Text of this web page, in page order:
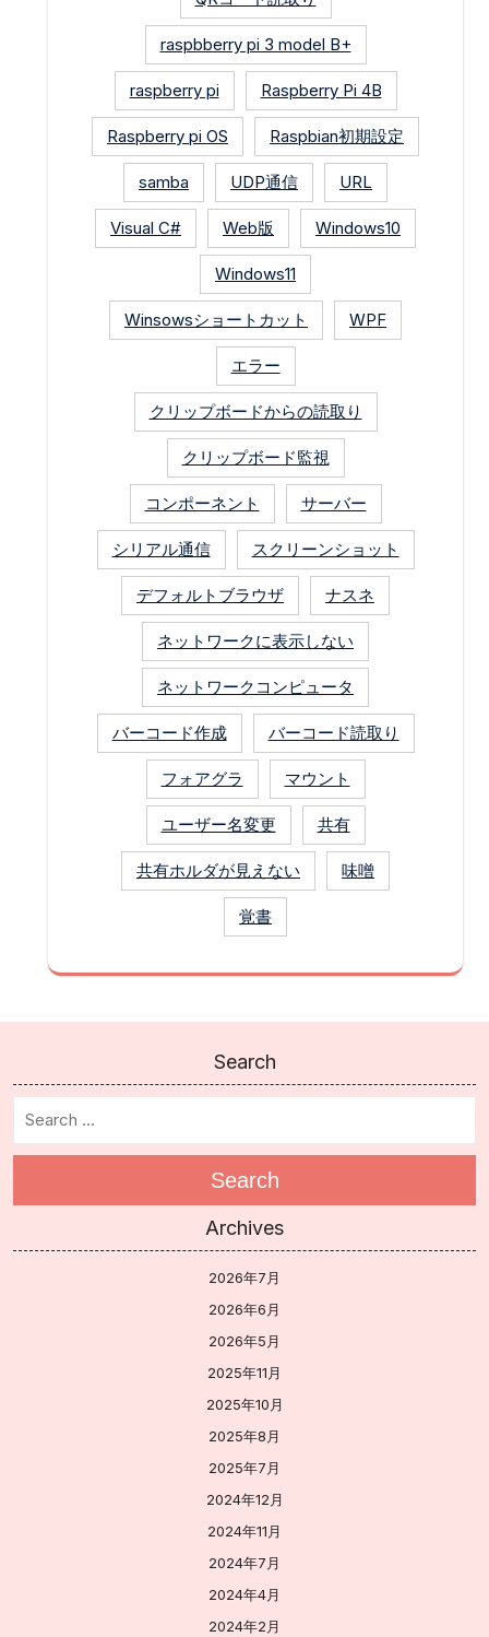
raspbberry pi 3 model B+
raspberry pi Raspberry Pi 4B
Raspberry pi OS Raspbian初期設定
samba UDP通信 URL
Visual C# Web版 Windows10
Windows11
Winsowsショートカット WPF
エラー
クリップボードからの読取り
クリップボード監視
コンポーネント サーバー
シリアル通信 スクリーンショット
デフォルトブラウザ ナスネ
ネットワークに表示しない
ネットワークコンピュータ
バーコード作成 バーコード読取り
フォアグラ マウント
ユーザー名変更 共有
共有ホルダが見えない 味噌
覚書
Search
Search
Archives
2026年7月
2026年6月
2026年5月
2025年11月
2025年10月
2025年8月
2025年7月
2024年12月
2024年11月
2024年7月
2024年4月
2024年2月